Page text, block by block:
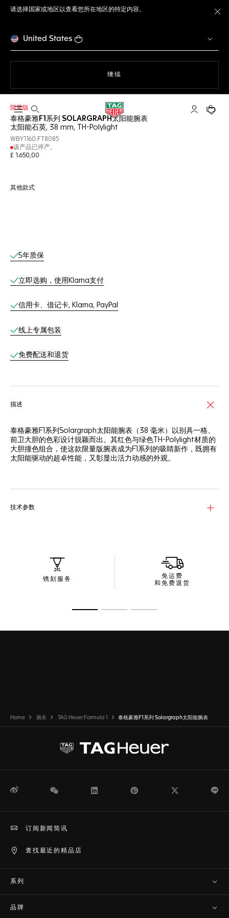
请选择国家或地区以查看您所在地区的特定内容。
United States
继续
打开搜索 My TAG您的
限量版
泰格豪雅F1系列 SOLARGRAPH太阳能腕表
太阳能石英, 38 mm, TH-Polylight
WBY1160.FT8085
该产品已停产。
£ 1.650,00
其他款式
线上服务
5年质保
立即选购，使用Klarna支付
信用卡、借记卡, Klarna, PayPal
线上专属包装
免费配送和退货
描述
泰格豪雅F1系列Solargraph太阳能腕表（38 毫米）以别具一格、
前卫大胆的色彩设计脱颖而出。其红色与绿色TH-Polylight材质的
大胆撞色组合，使这款限量版腕表成为F1系列的吸睛新作，既拥有
太阳能驱动的超卓性能，又彰显出活力动感的外观。
这款38毫米时计以红色TH-Polylight表壳搭配绿色橡胶表带，专为
超长的续航能力，无需更换电池。仅需一分钟的光照，即可储备全
技术参数
镌刻服务
免运费
和免费退货
Home 腕表 TAG Heuer Formula 1 泰格豪雅F1系列 Solargraph太阳能腕表
微博 WeChat Pinterest
查找最近的精品店
订阅新闻简讯
系列
品牌